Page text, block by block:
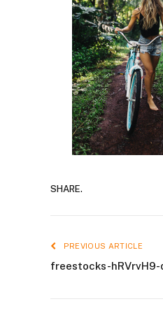
SHARE.
PREVIOUS ARTICLE
freestocks-hRVrvH9-